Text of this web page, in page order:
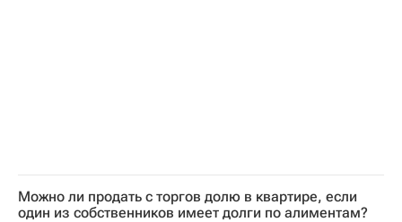
Можно ли продать с торгов долю в квартире, если
один из собственников имеет долги по алиментам?